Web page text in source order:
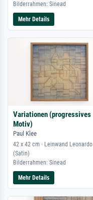
Bilderrahmen: Sinead
Mehr Details
Variationen (progressives
Motiv)
Paul Klee
42 x 42 cm · Leinwand Leonardo
(Satin)
Bilderrahmen: Sinead
Mehr Details